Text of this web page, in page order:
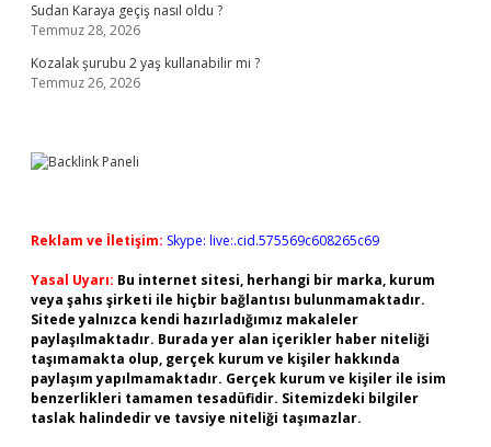
Sudan Karaya geçiş nasıl oldu ?
Temmuz 28, 2026
Kozalak şurubu 2 yaş kullanabilir mi ?
Temmuz 26, 2026
Reklam ve İletişim: Skype: live:.cid.575569c608265c69
Yasal Uyarı: Bu internet sitesi, herhangi bir marka, kurum
veya şahıs şirketi ile hiçbir bağlantısı bulunmamaktadır.
Sitede yalnızca kendi hazırladığımız makaleler
paylaşılmaktadır. Burada yer alan içerikler haber niteliği
taşımamakta olup, gerçek kurum ve kişiler hakkında
paylaşım yapılmamaktadır. Gerçek kurum ve kişiler ile isim
benzerlikleri tamamen tesadüfidir. Sitemizdeki bilgiler
taslak halindedir ve tavsiye niteliği taşımazlar.